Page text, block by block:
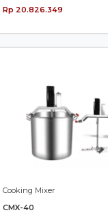
Rp 20.826.349
Cooking Mixer
CMX-40